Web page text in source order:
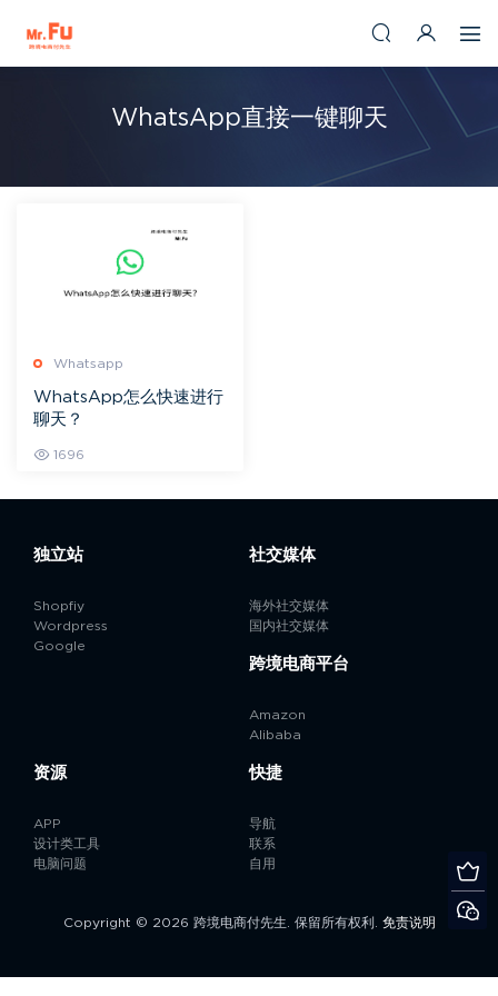
WhatsApp直接一键聊天
Whatsapp
WhatsApp怎么快速进行
聊天？
1696
独立站
Shopfiy
Wordpress
Google
社交媒体
海外社交媒体
国内社交媒体
跨境电商平台
Amazon
Alibaba
资源
APP
设计类工具
电脑问题
快捷
导航
联系
自用
Copyright © 2026 跨境电商付先生. 保留所有权利. 免责说明